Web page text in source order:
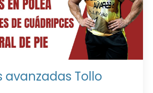
avanzadas Tollo